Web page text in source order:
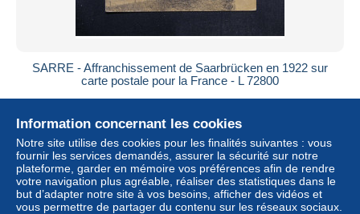
SARRE - Affranchissement de Saarbrücken en 1922 sur
carte postale pour la France - L 72800
Statut Professionnel
Information concernant les cookies
Notre site utilise des cookies pour les finalités suivantes : vous
fournir les services demandés, assurer la sécurité sur notre
plateforme, garder en mémoire vos préférences afin de rendre
votre navigation plus agréable, réaliser des statistiques dans le
but d’adapter notre site à vos besoins, afficher des vidéos et
vous permettre de partager du contenu sur les réseaux sociaux.